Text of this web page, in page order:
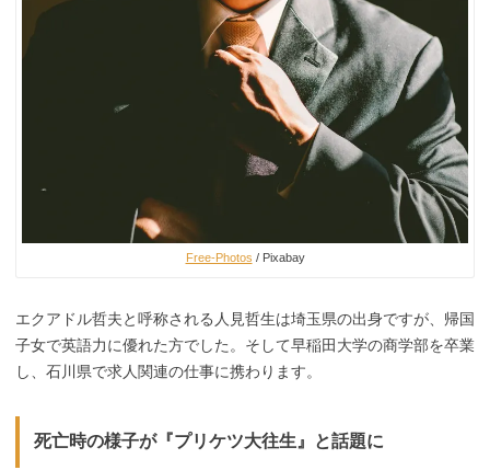
Free-Photos / Pixabay
エクアドル哲夫と呼称される人見哲生は埼玉県の出身ですが、帰国
子女で英語力に優れた方でした。そして早稲田大学の商学部を卒業
し、石川県で求人関連の仕事に携わります。
死亡時の様子が『プリケツ大往生』と話題に